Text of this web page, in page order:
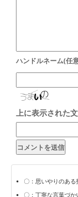
上に表示された
〇：思いやりのある
〇：丁寧な言葉づか